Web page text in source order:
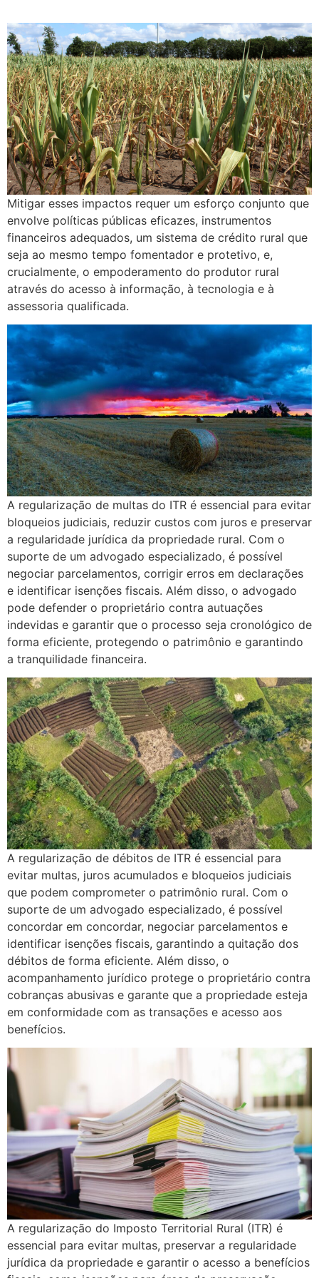
Mitigar esses impactos requer um esforço conjunto que
envolve políticas públicas eficazes, instrumentos
financeiros adequados, um sistema de crédito rural que
seja ao mesmo tempo fomentador e protetivo, e,
crucialmente, o empoderamento do produtor rural
através do acesso à informação, à tecnologia e à
assessoria qualificada.
A regularização de multas do ITR é essencial para evitar
bloqueios judiciais, reduzir custos com juros e preservar
a regularidade jurídica da propriedade rural. Com o
suporte de um advogado especializado, é possível
negociar parcelamentos, corrigir erros em declarações
e identificar isenções fiscais. Além disso, o advogado
pode defender o proprietário contra autuações
indevidas e garantir que o processo seja cronológico de
forma eficiente, protegendo o patrimônio e garantindo
a tranquilidade financeira.
A regularização de débitos de ITR é essencial para
evitar multas, juros acumulados e bloqueios judiciais
que podem comprometer o patrimônio rural. Com o
suporte de um advogado especializado, é possível
concordar em concordar, negociar parcelamentos e
identificar isenções fiscais, garantindo a quitação dos
débitos de forma eficiente. Além disso, o
acompanhamento jurídico protege o proprietário contra
cobranças abusivas e garante que a propriedade esteja
em conformidade com as transações e acesso aos
benefícios.
A regularização do Imposto Territorial Rural (ITR) é
essencial para evitar multas, preservar a regularidade
jurídica da propriedade e garantir o acesso a benefícios